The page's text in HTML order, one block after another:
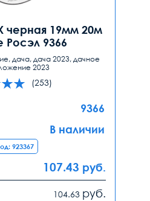
черная 19мм 20м
Росэл 9366
дача, дача 2023, дачное
2023
(253)
9366
В наличии
923367
107.43 руб.
104.63 руб.